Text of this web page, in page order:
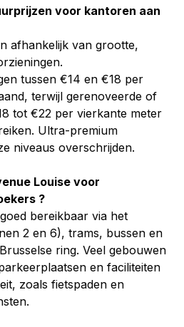
voor kantoren aan
afhankelijk van grootte,
tussen €14 en €18 per
terwijl gerenoveerde of
tot €22 per vierkante meter
Ultra-premium
niveaus overschrijden.
Louise voor
?
bereikbaar via het
2 en 6), trams, bussen en
ring. Veel gebouwen
en faciliteiten
zoals fietspaden en